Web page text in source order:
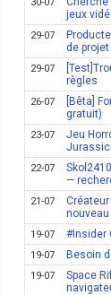
jeux
29-07
de projet
29-07
règles
26-07
[Bêta]
gratuit)
23-07
Jeu
Jurassic
22-07
—
21-07
nouveau
19-07 #Insider
19-07 Besoin
19-07
Space